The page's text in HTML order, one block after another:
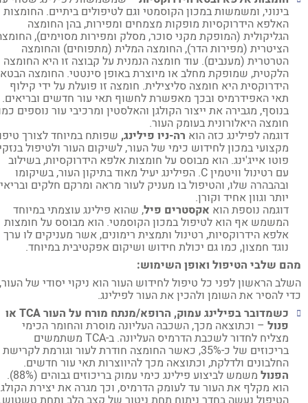
בינוני, ומשמשות במכון הקוסמטי וגם לטיפולים ביתיים. החומצות
האלפא הידרוקסיות מופקות מצמחים ומפירות, בהן החומצה
הגליקולית (המופקת מקני סוכר, מסלק ומפירות מסוימים), החומצה
הציטרית (מפירות הדר), החומצה המלית (מתפוחים) והחומצה
הטרטרית (מענבים). עוד חומצה הנמנית על קבוצה זו היא החומצה
הלקטית, שמופקת מחלב או מיוצרת באופן סינטטי. החומצה הבטא
הידרוקסית היא חומצה סליצילית. חומצה זו פועלת על ידי קילוף
תאי האפידרמיס ובכך מאפשרת לחשוף תאי עור חדשים ובריאים.
בנוסף, מגבירה את ייצור הקולגן והאלסטין ומרכיבי עור נוספים כמו
חומצה היאלורונית בעומק העור.
דוגמה לפילינג כזה הוארה-ניו פילינג,שפותח במיוחד לצורך טיפול
מקצועי במכון לחידוש כימי של העור, לשיקום העור ולטיפול בנזקי
פוטו אייג'ינג. הוא מבוסס על חומצות אלפא הידרוקסיות, בשילוב
עם רטינול וויטמין C. הפילינג יעיל מאוד בתיקון העור, בשיקומו
ובהבהרה שלו, והטיפול בו מעניק לעור מראה ומרקם חלקים ובריאים
יותר וגוון אחיד וקורן.
דוגמה נוספת הואאקסטרים פיל, שהוא פילינג עוצמתי במיוחד
המשמש אף הוא לטיפול במכון הקוסמטי. הוא מבוסס על חומצות
אלפא הידרוקסיות, רטינול ותמצית רימונים, אשר מעניקים לו ערך
נוגד חמצון, כמו גם יכולת חידוש ושיקום אפקטיבית במיוחד.
שלבי הטיפול ואופן השימוש:
הראשון לפני כל טיפול לחידוש העור הוא ניקוי יסודי של העור,
להסיר את השומן ולהכין את העור לפילינג.
כשמדובר בפילינג עמוק, הרופא/מנתח מורח על העורTCAאו
פנול– וכתוצאה מכך, השכבה העליונה מוסרת והחומר הכימי
מצליח לחדור לשכבת הדרמיס העליונה. ב-TCA משתמשים
בריכוזים של כ-35%, כאשר החומצה חודרת לעור וגורמת לקרישת
החלבונים ולדלקת, וכתוצאה מכך להיווצרות תאי עור חדשים.
הפנול משמש לביצוע פילינג כימי עמוק בריכוזים גבוהים (88%).
הוא מקלף את העור עד לעומק הדרמיס, וכך מגרה את יצירת הקולגן.